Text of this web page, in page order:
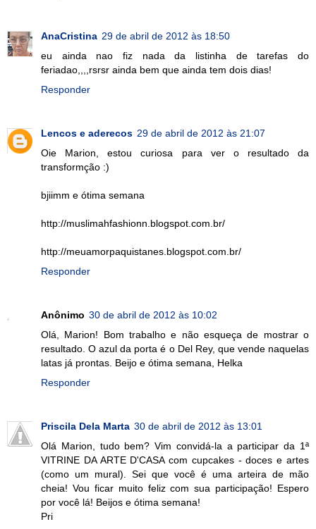
AnaCristina 29 de abril de 2012 às 18:50
eu ainda nao fiz nada da listinha de tarefas do
feriadao,,,,rsrsr ainda bem que ainda tem dois dias!
Responder
Lencos e aderecos 29 de abril de 2012 às 21:07
Oie Marion, estou curiosa para ver o resultado da
transformção :)
bjiimm e ótima semana
http://muslimahfashionn.blogspot.com.br/
http://meuamorpaquistanes.blogspot.com.br/
Responder
Anônimo 30 de abril de 2012 às 10:02
Olá, Marion! Bom trabalho e não esqueça de mostrar o
resultado. O azul da porta é o Del Rey, que vende naquelas
latas já prontas. Beijo e ótima semana, Helka
Responder
Priscila Dela Marta 30 de abril de 2012 às 13:01
Olá Marion, tudo bem? Vim convidá-la a participar da 1ª
VITRINE DA ARTE D'CASA com cupcakes - doces e artes
(como um mural). Sei que você é uma arteira de mão
cheia! Vou ficar muito feliz com sua participação! Espero
por você lá! Beijos e ótima semana!
Pri